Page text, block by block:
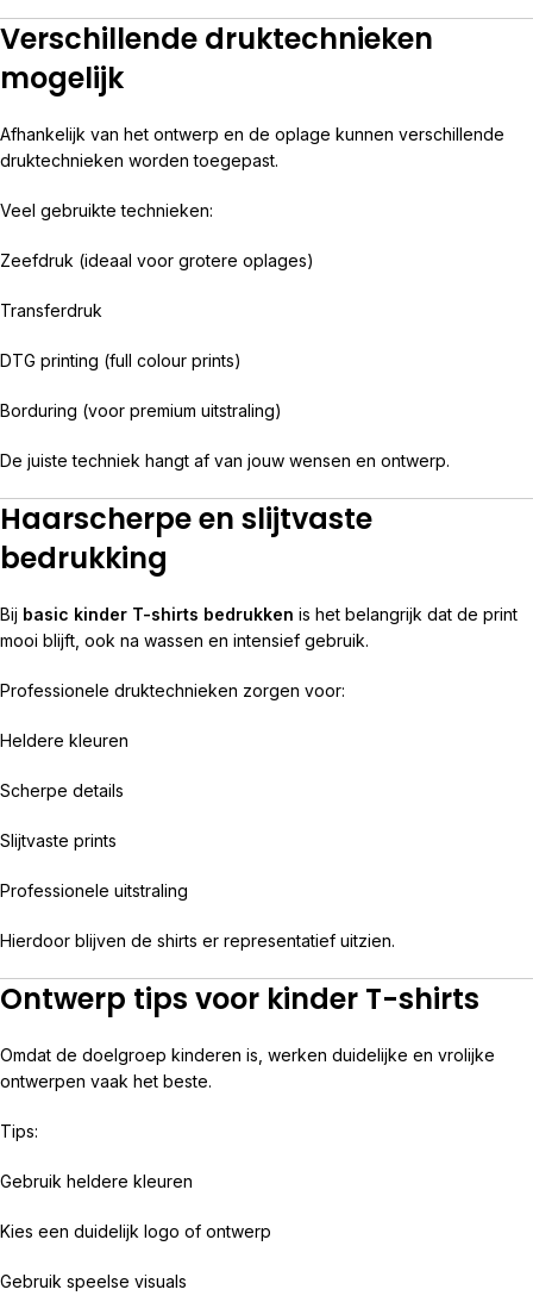
Verschillende druktechnieken
mogelijk
Afhankelijk van het ontwerp en de oplage kunnen verschillende
druktechnieken worden toegepast.
Veel gebruikte technieken:
Zeefdruk (ideaal voor grotere oplages)
Transferdruk
DTG printing (full colour prints)
Borduring (voor premium uitstraling)
De juiste techniek hangt af van jouw wensen en ontwerp.
Haarscherpe en slijtvaste
bedrukking
Bij basic kinder T-shirts bedrukken is het belangrijk dat de print
mooi blijft, ook na wassen en intensief gebruik.
Professionele druktechnieken zorgen voor:
Heldere kleuren
Scherpe details
Slijtvaste prints
Professionele uitstraling
Hierdoor blijven de shirts er representatief uitzien.
Ontwerp tips voor kinder T-shirts
Omdat de doelgroep kinderen is, werken duidelijke en vrolijke
ontwerpen vaak het beste.
Tips:
Gebruik heldere kleuren
Kies een duidelijk logo of ontwerp
Gebruik speelse visuals